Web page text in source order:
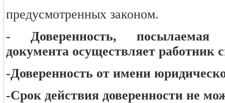
предусмотренных законом.
- Доверенность,
документа осуществляет работник
-Доверенность от имени
-Срок действия доверенности не